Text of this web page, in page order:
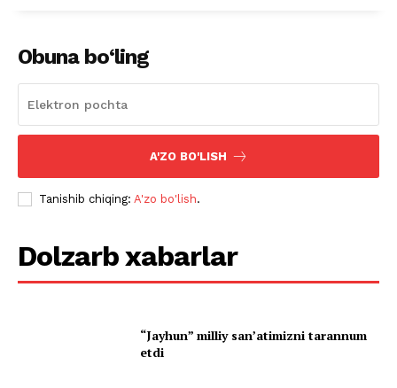
Obuna bo‘ling
A'ZO BO'LISH
Tanishib chiqing: A'zo bo'lish.
Dolzarb xabarlar
“Jayhun” milliy san’atimizni tarannum
etdi